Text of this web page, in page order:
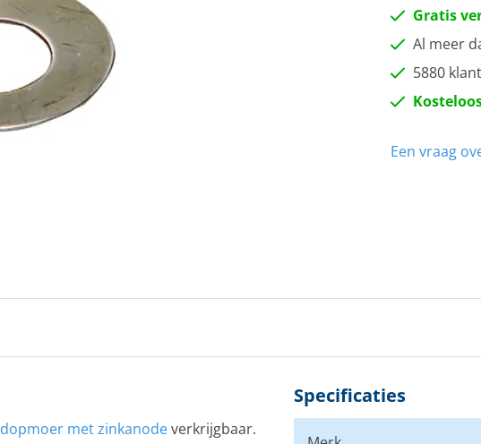
Gratis
Al meer
5880
Een vraag
dopmoer met zinkanodeverkrijgbaar.
Specificaties